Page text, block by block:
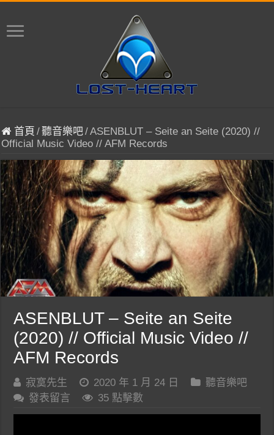
首頁 /聽音樂吧/ASENBLUT – Seite an Seite (2020) //
Official Music Video // AFM Records
ASENBLUT – Seite an Seite
(2020) // Official Music Video //
AFM Records
寂寞先生 2020 年 1 月 24 日
聽音樂吧
發表留言
35 點擊數